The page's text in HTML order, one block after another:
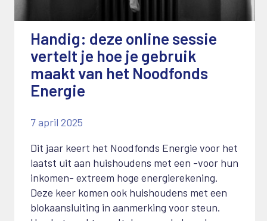
Handig: deze online sessie
vertelt je hoe je gebruik
maakt van het Noodfonds
Energie
7 april 2025
Dit jaar keert het Noodfonds Energie voor het
laatst uit aan huishoudens met een -voor hun
inkomen- extreem hoge energierekening.
Deze keer komen ook huishoudens met een
blokaansluiting in aanmerking voor steun.